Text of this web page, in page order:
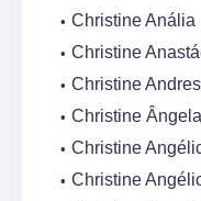
Christine Anália
Christine
Christine
Christine Ângela
Christine
Christine